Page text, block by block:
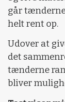
går
helt rent op.
Udover at
det
tænderne
bliver